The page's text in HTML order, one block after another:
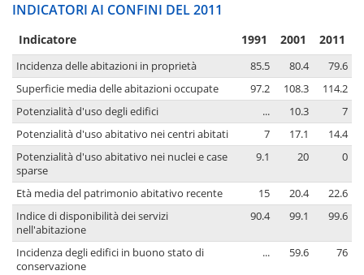
INDICATORI AI CONFINI DEL 2011
Indicatore 1991 2001 2011
Incidenza delle abitazioni in proprietà 85.5 80.4
79.6
Superficie media delle abitazioni occupate
97.2 108.3
114.2
Potenzialità d'uso degli edifici
... 10.3
7
Potenzialità d'uso abitativo nei centri abitati
7 17.1
14.4
Potenzialità d'uso abitativo nei nuclei e case
sparse
9.1 20 0
Età media del patrimonio abitativo recente 15 20.4
22.6
Indice di disponibilità dei servizi
nell'abitazione
90.4 99.1 99.6
Incidenza degli edifici in buono stato di
conservazione
... 59.6 76